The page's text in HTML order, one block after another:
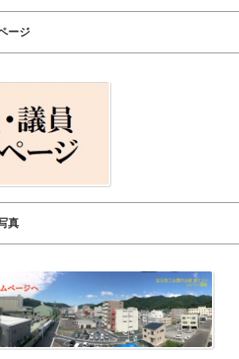
ージ
真